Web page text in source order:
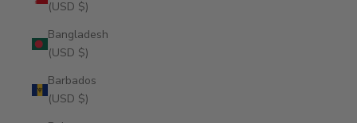
(USD $)
Bangladesh
(USD $)
Barbados
(USD $)